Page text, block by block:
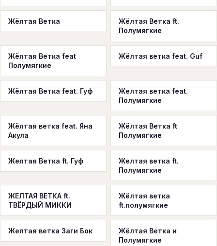
Жёлтая Ветка
Жёлтая Ветка ft.
Полумягкие
Жёлтая Ветка feat
Полумягкие
Жёлтая ветка feat. Guf
Жёлтая Ветка feat. Гуф
Желтая ветка feat.
Полумягкие
Жёлтая ветка feat. Яна
Акула
Жёлтая Ветка ft
Полумягкие
Желтая Ветка ft. Гуф
Желтая ветка ft.
Полумягкие
ЖЕЛТАЯ ВЕТКА ft.
ТВЁРДЫЙ МИККИ
Жёлтая ветка
ft.полумягкие
Желтая ветка Заги Бок
Жёлтая Ветка и
Полумягкие